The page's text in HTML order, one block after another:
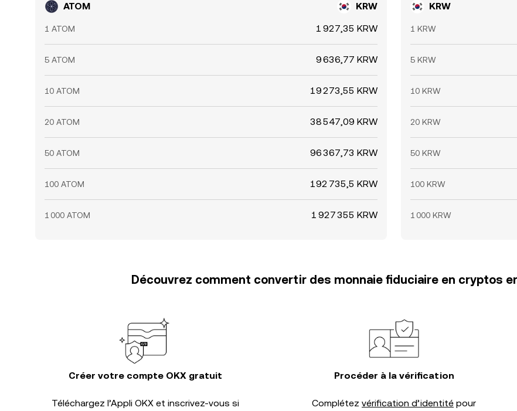
ATOM KRW
1 ATOM 1 927,35 KRW
5 ATOM 9 636,77 KRW
10 ATOM 19 273,55 KRW
20 ATOM 38 547,09 KRW
50 ATOM 96 367,73 KRW
100 ATOM 192 735,5 KRW
1 000 ATOM 1 927 355 KRW
KRW
1 KRW
5 KRW
10 KRW
20 KRW
50 KRW
100 KRW
1 000 KRW
Découvrez comment convertir des monnaie fiduciaire en cryptos
Créer votre compte OKX gratuit
Téléchargez l’Appli OKX et inscrivez-vous si
Procéder à la vérification
Complétez vérification d’identité pour